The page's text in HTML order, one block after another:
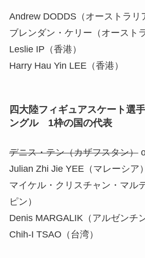
Andrew DODDS（オーストラリ
ブレンダン・ケリー（オースト
Leslie IP（香港）
Harry Hau Yin LEE（香港）
四大陸フィギュアスケート
ングル 1枠の国の代表
デニス・テン（カザフスタン）
Julian Zhi Jie YEE（マレーシア）
マイケル・クリスチャン・マル
ピン）
Denis MARGALIK（アルゼンチン
Chih-I TSAO（台湾）